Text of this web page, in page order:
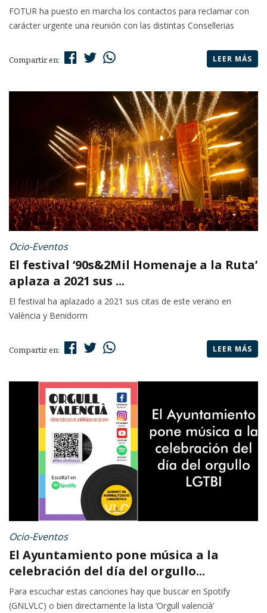
FOTUR ha puesto en marcha los contactos para reclamar con
carácter urgente una reunión con las distintas Consellerias
Compartir en: LEER MÁS
Ocio-Eventos
El festival ‘90s&2Mil Homenaje a la Ruta’
aplaza a 2021 sus ...
El festival ha aplazado a 2021 sus citas de este verano en
València y Benidorm
Compartir en: LEER MÁS
Ocio-Eventos
El Ayuntamiento pone música a la
celebración del día del orgullo...
Para escuchar estas canciones hay que buscar en Spotify
(GNLVLC) o bien directamente la lista ‘Orgull valencià’